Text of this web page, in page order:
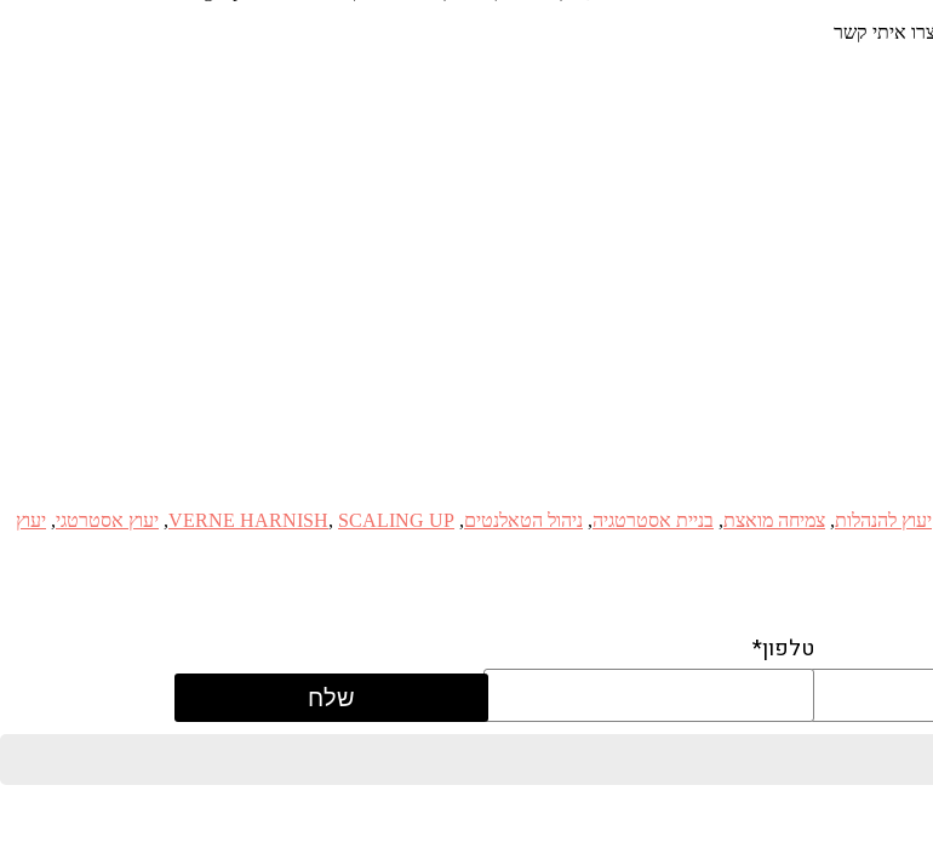
יעוץ להנהלות, צמיחה מואצת, בניית אסטרטגיה, ניהול הטאלנטים,
VERNE HARNISH, SCALING UP
, יעוץ אסטרטגי, יעוץ
טלפון*